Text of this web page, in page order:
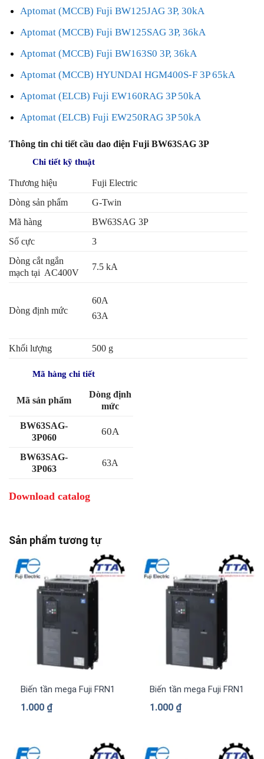
Aptomat (MCCB) Fuji BW125JAG 3P, 30kA
Aptomat (MCCB) Fuji BW125SAG 3P, 36kA
Aptomat (MCCB) Fuji BW163S0 3P, 36kA
Aptomat (MCCB) HYUNDAI HGM400S-F 3P 65kA
Aptomat (ELCB) Fuji EW160RAG 3P 50kA
Aptomat (ELCB) Fuji EW250RAG 3P 50kA
Thông tin chi tiết cầu dao điện Fuji BW63SAG 3P
Chi tiết kỹ thuật
Thương hiệu
Fuji Electric
Dòng sản phẩm
G-Twin
Mã hàng
BW63SAG 3P
Số cực
3
Dòng cắt ngắn
mạch tại AC400V
7.5 kA
Dòng định mức
60A
63A
Khối lượng 500 g
Mã hàng chi tiết
Mã sản phẩm
Dòng định
mức
BW63SAG-
3P060
60A
BW63SAG-
3P063
63A
Download catalog
Sản phẩm tương tự
Biến tần mega Fuji FRN1480G2S-4G 3 pha 380 V
1.000 ₫
Biến tần mega Fuji
1.000 ₫